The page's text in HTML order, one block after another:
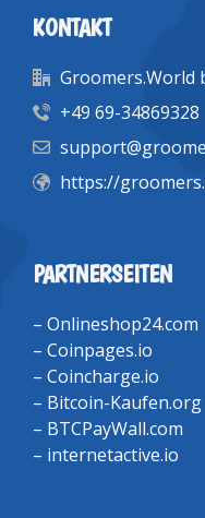
KONTAKT
Groomers.World
+49 69-34869328
https://
PARTNERSEITEN
– Onlineshop24.com
– Coinpages.io
– Coincharge.io
– Bitcoin-Kaufen.org
– BTCPayWall.com
– internetactive.io